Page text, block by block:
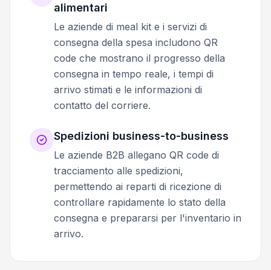
alimentari
Le aziende di meal kit e i servizi di
consegna della spesa includono QR
code che mostrano il progresso della
consegna in tempo reale, i tempi di
arrivo stimati e le informazioni di
contatto del corriere.
Spedizioni business-to-business
Le aziende B2B allegano QR code di
tracciamento alle spedizioni,
permettendo ai reparti di ricezione di
controllare rapidamente lo stato della
consegna e prepararsi per l'inventario in
arrivo.